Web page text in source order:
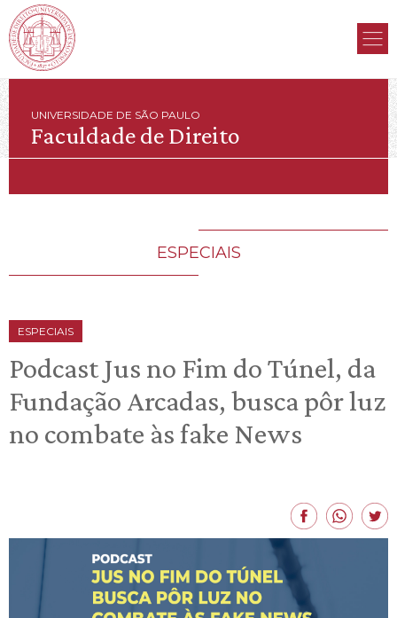
UNIVERSIDADE DE SÃO PAULO
Faculdade de Direito
ESPECIAIS
ESPECIAIS
Podcast Jus no Fim do Túnel, da
Fundação Arcadas, busca pôr luz
no combate às fake News